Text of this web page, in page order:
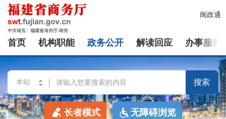
闽政通
首页 机构职能 政务公开 解读回应 办事服务
搜索
长者模式 无障碍浏览